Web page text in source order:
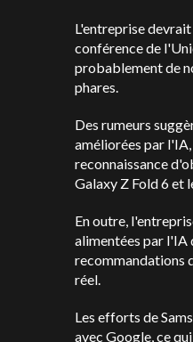
L'entreprise
conférence de
probablement de
phares.
Des rumeurs
améliorées par
reconnaissance
Galaxy Z Fold 6 et
En outre,
alimentées par l'IA
recommandations
réel.
Les efforts de
avec Google, ce